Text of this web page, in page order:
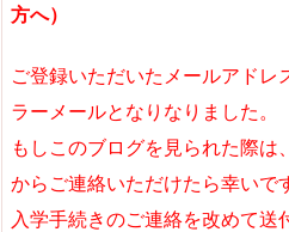
方へ）
ご登録いただいたメールアドレ
ラーメールとなりなりました。
もしこのブログを見られた際は
からご連絡いただけたら幸いで
入学手続きのご連絡を改めて送